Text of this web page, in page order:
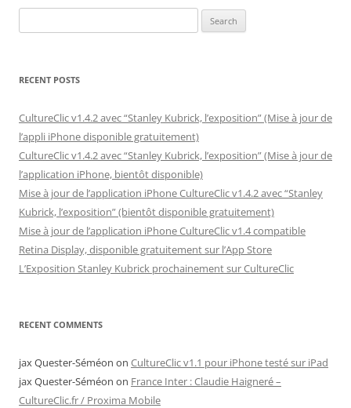
for:
RECENT POSTS
CultureClic v1.4.2 avec “Stanley Kubrick, l’exposition” (Mise à jour de
l’appli iPhone disponible gratuitement)
CultureClic v1.4.2 avec “Stanley Kubrick, l’exposition” (Mise à jour de
l’application iPhone, bientôt disponible)
Mise à jour de l’application iPhone CultureClic v1.4.2 avec “Stanley
Kubrick, l’exposition” (bientôt disponible gratuitement)
Mise à jour de l’application iPhone CultureClic v1.4 compatible
Retina Display, disponible gratuitement sur l’App Store
L’Exposition Stanley Kubrick prochainement sur CultureClic
RECENT COMMENTS
jax Quester-Séméon on CultureClic v1.1 pour iPhone testé sur iPad
jax Quester-Séméon on France Inter : Claudie Haigneré –
CultureClic.fr / Proxima Mobile